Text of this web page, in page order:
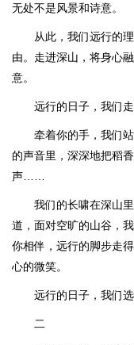
无处不是风景和诗意。
从此，我们远行的
由。走进深山，将身心
意。
远行的日子，我们走
牵着你的手，我们
的声音里，深深地把稻
声……
我们的长啸在深山
道，面对空旷的山谷，
你相伴，远行的脚步走
心的微笑。
远行的日子，我们
二